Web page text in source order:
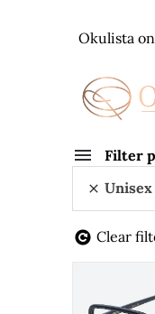
Okulista
Filter
Unisex
Clear